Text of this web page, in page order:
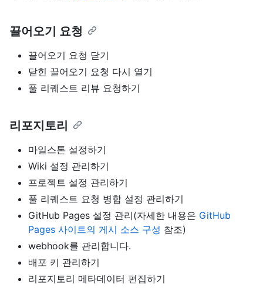
끌어오기 요청
끌어오기 요청 닫기
닫힌 끌어오기 요청 다시 열기
풀 리퀘스트 리뷰 요청하기
리포지토리
마일스톤 설정하기
Wiki 설정 관리하기
프로젝트 설정 관리하기
풀 리퀘스트 요청 병합 설정 관리하기
GitHub Pages 설정 관리(자세한 내용은 GitHub
Pages 사이트의 게시 소스 구성 참조)
webhook를 관리합니다.
배포 키 관리하기
리포지토리 메타데이터 편집하기